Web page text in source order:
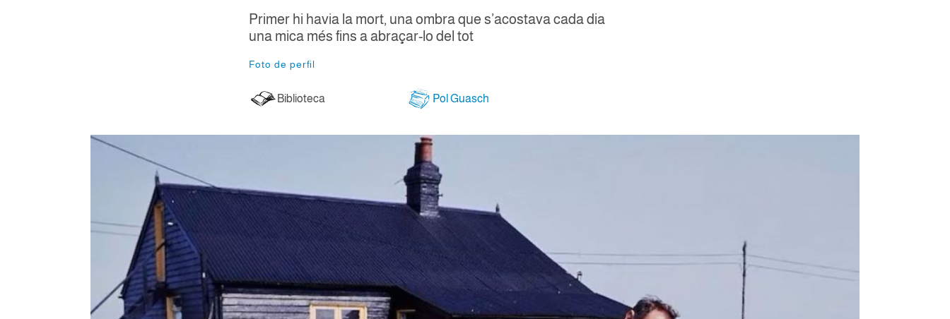
Primer hi havia la mort, una ombra que s’acostava cada dia
una mica més fins a abraçar-lo del tot
Foto de perfil
Biblioteca Pol Guasch